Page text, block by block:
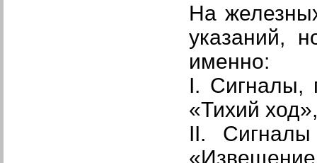
На
указаний,
именно:
I. Сигналы,
«Тихий
II.